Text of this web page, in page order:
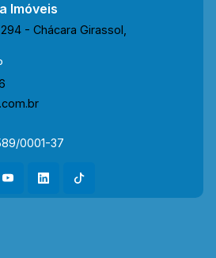
Imóveis
- Chácara Girassol,
0001-37